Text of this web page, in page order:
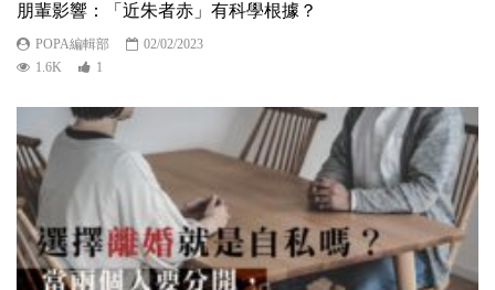
朋輩影響：「近朱者赤」有科學根據？
POPA編輯部
02/02/2023
1.6K
1